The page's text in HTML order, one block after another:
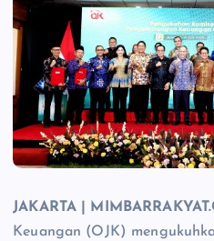
JAKARTA |
Keuangan (OJK)